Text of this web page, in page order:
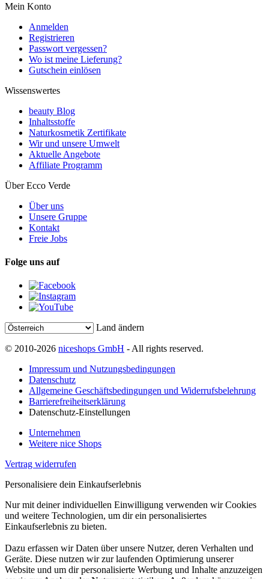
Mein Konto
Anmelden
Registrieren
Passwort vergessen?
Wo ist meine Lieferung?
Gutschein einlösen
Wissenswertes
beauty Blog
Inhaltsstoffe
Naturkosmetik Zertifikate
Wir und unsere Umwelt
Aktuelle Angebote
Affiliate Programm
Über Ecco Verde
Über uns
Unsere Gruppe
Kontakt
Freie Jobs
Folge uns auf
Land ändern
© 2010-2026 niceshops GmbH - All rights reserved.
Impressum und Nutzungsbedingungen
Datenschutz
Allgemeine Geschäftsbedingungen und Widerrufsbelehrung
Barrierefreiheitserklärung
Datenschutz-Einstellungen
Unternehmen
Weitere nice Shops
Vertrag widerrufen
Personalisiere dein Einkaufserlebnis
Nur mit deiner individuellen Einwilligung verwenden wir Cookies
und weitere Technologien, um dir ein personalisiertes
Einkaufserlebnis zu bieten.
Dazu erfassen wir Daten über unsere Nutzer, deren Verhalten und
Geräte. Diese nutzen wir zur laufenden Optimierung unserer
Website und um dir personalisierte Werbung und Inhalte anzuzeigen